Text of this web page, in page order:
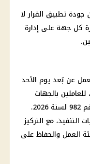
جودة تطبيق القرار لا
كل جهة على إدارة
عن بُعد يوم الأحد
2026، للعاملين بالجهات
والمنشآت المشمولة بالقرار السابق رقم 982 لسنة 2026.
مع التركيز
العمل والحفاظ على